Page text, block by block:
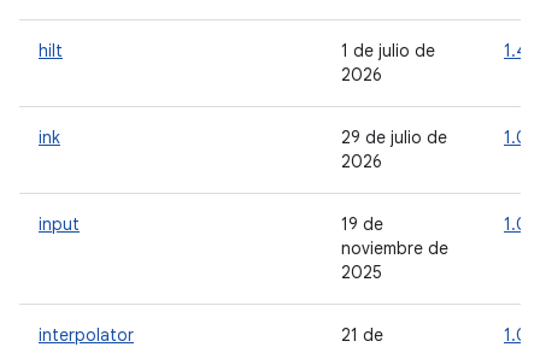
hilt
1 de julio de
2026
ink
29 de julio de
2026
input
19 de
noviembre de
2025
interpolator
21 de